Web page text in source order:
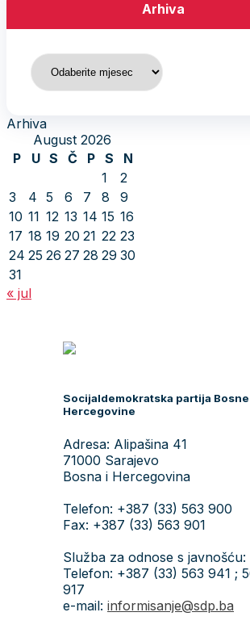
Arhiva
Arhiva
Arhiva
August 2026
P
U S Č P S
N
1
2
3
4 5 6 7 8
9
10 11 12 13 14 15 16
17 18 19 20 21 22 23
24 25 26 27 28 29 30
31
« jul
Socijaldemokratska partija Bosne
Hercegovine
Adresa: Alipašina 41
71000 Sarajevo
Bosna i Hercegovina
Telefon: +387 (33) 563 900
Fax: +387 (33) 563 901
Služba za odnose s javnošću:
Telefon: +387 (33) 563 941 ;
917
e-mail: informisanje@sdp.ba